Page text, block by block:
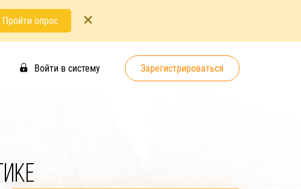
Пройти опрос
Войти в систему Зарегистрироваться